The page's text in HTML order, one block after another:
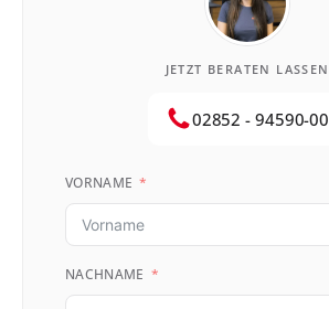
JETZT BERATEN LASSEN
02852 - 94590-00
VORNAME
NACHNAME